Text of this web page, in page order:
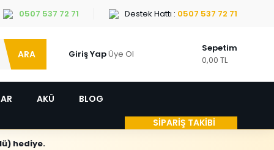
0507 537 72 71 Destek Hattı : 0507 537 72 71
ARA Giriş YapÜye Ol
Sepetim
0,00 TL
AKÜ
BLOG
SİPARİŞ TAKİBİ
hediye.